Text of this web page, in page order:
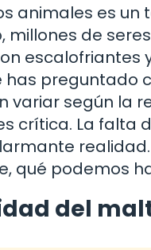
animales es
millones de
has
variar según la
crítica. La falta
qué podemos
del